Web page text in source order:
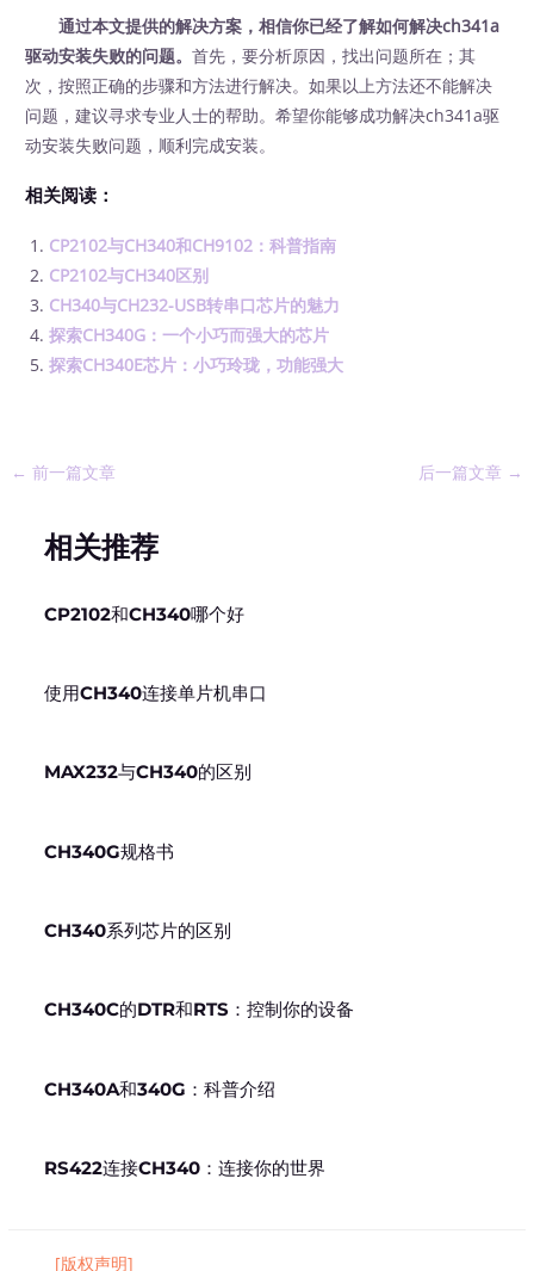
通过本文提供的解决方案，相信你已经了解如何解决ch341a
驱动安装失败的问题。首先，要分析原因，找出问题所在；其
次，按照正确的步骤和方法进行解决。如果以上方法还不能解决
问题，建议寻求专业人士的帮助。希望你能够成功解决ch341a驱
动安装失败问题，顺利完成安装。
相关阅读：
CP2102与CH340和CH9102：科普指南
CP2102与CH340区别
CH340与CH232-USB转串口芯片的魅力
探索CH340G：一个小巧而强大的芯片
探索CH340E芯片：小巧玲珑，功能强大
← 前一篇文章 后一篇文章 →
相关推荐
CP2102和CH340哪个好
使用CH340连接单片机串口
MAX232与CH340的区别
CH340G规格书
CH340系列芯片的区别
CH340C的DTR和RTS：控制你的设备
CH340A和340G：科普介绍
RS422连接CH340：连接你的世界
[版权声明]